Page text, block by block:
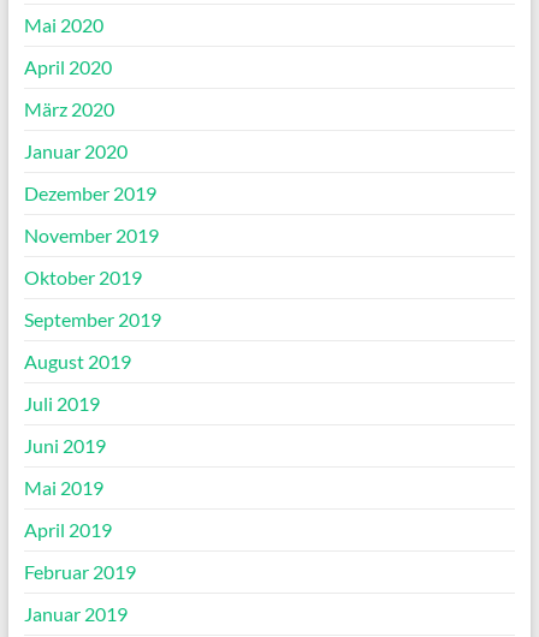
Mai 2020
April 2020
März 2020
Januar 2020
Dezember 2019
November 2019
Oktober 2019
September 2019
August 2019
Juli 2019
Juni 2019
Mai 2019
April 2019
Februar 2019
Januar 2019